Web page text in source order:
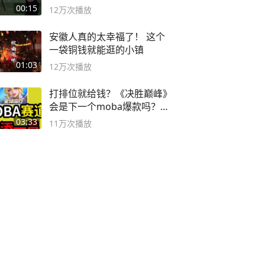
00:15 弓#户外
12万次播放
01:03
安徽人真的太幸福了！ 这个
一袋铜钱就能逛的小镇
12万次播放
03:33
打排位就给钱？《决胜巅峰》
会是下一个moba爆款吗？#
决胜巅峰
11万次播放